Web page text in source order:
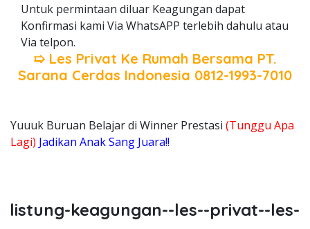
Untuk permintaan diluar Keagungan dapat
Konfirmasi kami Via WhatsAPP terlebih dahulu atau
Via telpon.
➯ Les Privat Ke Rumah Bersama PT.
Sarana Cerdas Indonesia 0812-1993-7010
Yuuuk Buruan Belajar di Winner Prestasi (Tunggu Apa
Lagi) Jadikan Anak Sang Juara!!
keagungan--les--privat--les-